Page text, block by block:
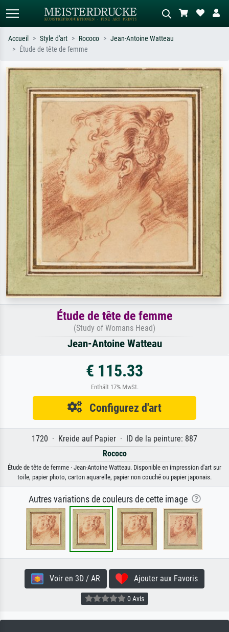
Recherchez par artiste, titre ou style –
ex. Monet, Nuit étoilée,
impressionnisme, vague de Hokusai,
Décrivez la scène – ex. prairie verte,
abstrait avec beaucoup de rouge,
tableau sombre, nu debout près d'un
Accueil Style d'art Rococo
Jean-Antoine Watteau
Étude de tête de femme
Étude de tête de femme
(Study of Womans Head)
Jean-Antoine Watteau
€ 115.33
Enthält 17% MwSt.
Configurez d'art
1720 · Kreide auf Papier · ID de la peinture: 887
Rococo
Étude de tête de femme · Jean-Antoine Watteau. Disponible en impression d'art sur
toile, papier photo, carton aquarelle, papier non couché ou papier japonais.
Autres variations de couleurs de cette image
Voir en 3D / AR Ajouter aux Favoris
0 Avis